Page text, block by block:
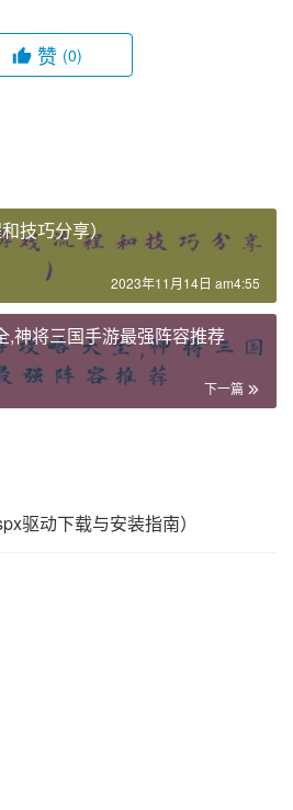
赞 (0)
技巧分享）
2023年11月14日 am4:55
,神将三国手游最强阵容推荐
下一篇
驱动下载与安装指南）